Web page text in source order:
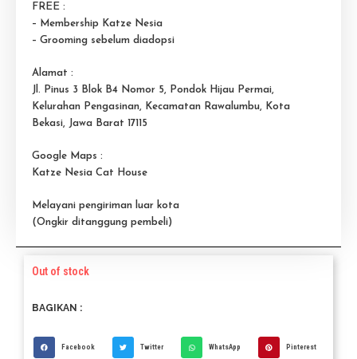
FREE :
– Membership Katze Nesia
– Grooming sebelum diadopsi
Alamat :
Jl. Pinus 3 Blok B4 Nomor 5, Pondok Hijau Permai,
Kelurahan Pengasinan, Kecamatan Rawalumbu, Kota
Bekasi, Jawa Barat 17115
Google Maps :
Katze Nesia Cat House
Melayani pengiriman luar kota
(Ongkir ditanggung pembeli)
Out of stock
BAGIKAN :
Facebook Twitter WhatsApp Pinterest